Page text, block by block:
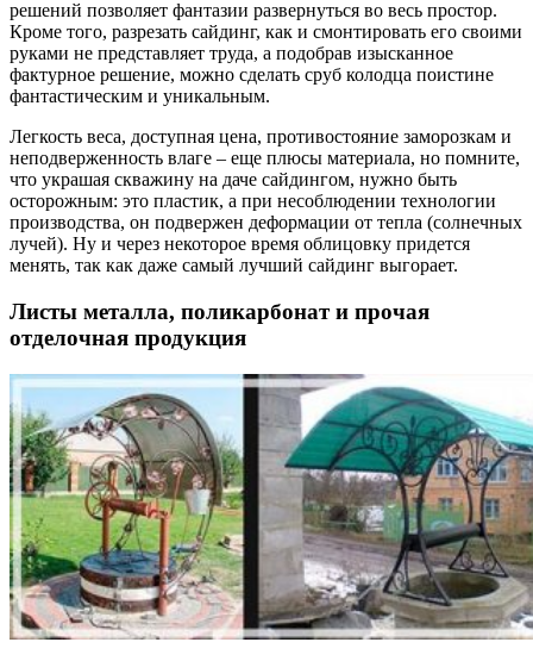
решений позволяет фантазии развернуться во весь простор.
Кроме того, разрезать сайдинг, как и смонтировать его своими
руками не представляет труда, а подобрав изысканное
фактурное решение, можно сделать сруб колодца поистине
фантастическим и уникальным.
Легкость веса, доступная цена, противостояние заморозкам и
неподверженность влаге – еще плюсы материала, но помните,
что украшая скважину на даче сайдингом, нужно быть
осторожным: это пластик, а при несоблюдении технологии
производства, он подвержен деформации от тепла (солнечных
лучей). Ну и через некоторое время облицовку придется
менять, так как даже самый лучший сайдинг выгорает.
Листы металла, поликарбонат и прочая
отделочная продукция